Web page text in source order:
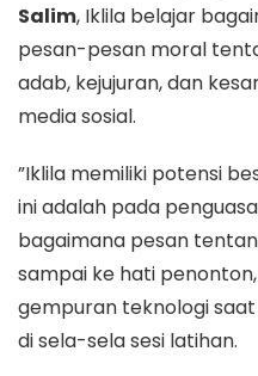
Salim, Iklila belajar
pesan-pesan moral
adab, kejujuran, dan
media sosial.
​”Iklila memiliki potensi
ini adalah pada
bagaimana pesan
sampai ke hati
gempuran teknologi saat
di sela-sela sesi latihan.